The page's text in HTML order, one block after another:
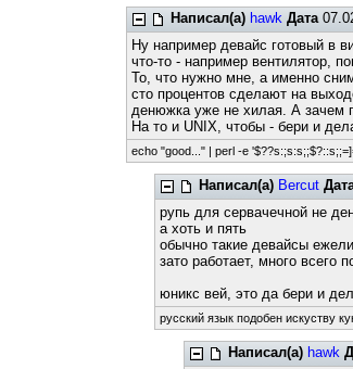
Написал(а) hawk Дата
Ну например девайс готовый в
что-то - например вентилятор,
То, что нужно мне, а именно
сто процентов сделают на
денюжка уже не хилая. А зачем
На то и UNIX, чтобы - бери и
echo "good..." | perl -e
Написал(а) Bercut
рупь для сервачечной не
а хоть и пять
обычно такие девайсы
зато работает, много всего
юникс вей, это да бери и
русский язык подобен искуству
Написал(а) hawk